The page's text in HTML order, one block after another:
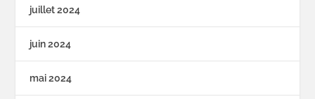
juillet 2024
juin 2024
mai 2024